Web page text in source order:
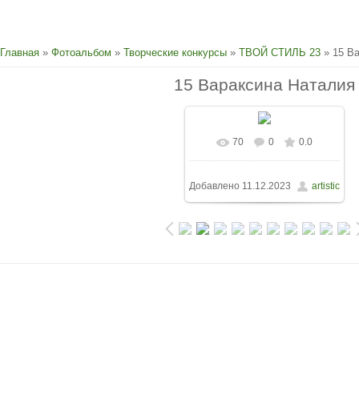
Главная » Фотоальбом » Творческие конкурсы » ТВОЙ СТИЛЬ 23 » 15
15 Вараксина Наталия
70 0 0.0
Добавлено 11.12.2023 artistic